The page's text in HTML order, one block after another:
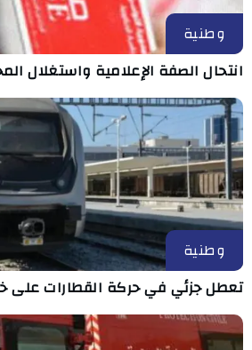
وطنية
انتحال الصفة الإعلامية واستغلال
وطنية
تعطل جزئي في حركة القطارات على